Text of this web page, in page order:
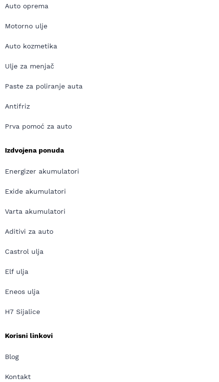
Auto oprema
Motorno ulje
Auto kozmetika
Ulje za menjač
Paste za poliranje auta
Antifriz
Prva pomoć za auto
Izdvojena ponuda
Energizer akumulatori
Exide akumulatori
Varta akumulatori
Aditivi za auto
Castrol ulja
Elf ulja
Eneos ulja
H7 Sijalice
Korisni linkovi
Blog
Kontakt